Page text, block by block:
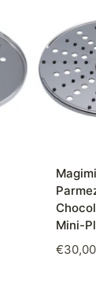
Mini-
€30,00